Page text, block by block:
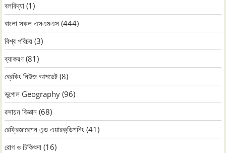
বলবিদ্যা (1)
বাংলা সকল এসএমএস (444)
বিশ্ব পরিচয় (3)
ব্যাকরণ (81)
ব্রেকিং নিউজ আপডেট (8)
ভূগোল Geography (96)
রসায়ন বিজ্ঞান (68)
রেফ্রিজারেশন এন্ড এয়ারকন্ডিশনিং (41)
রোগ ও চিকিৎসা (16)